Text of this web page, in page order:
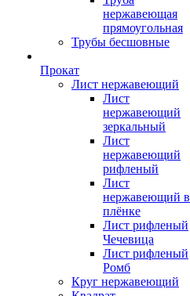
нержавеющая
прямоугольная
Трубы бесшовные
Прокат
Лист нержавеющий
Лист
нержавеющий
зеркальный
Лист
нержавеющий
рифленый
Лист
нержавеющий в
плёнке
Лист рифленый
Чечевица
Лист рифленый
Ромб
Круг нержавеющий